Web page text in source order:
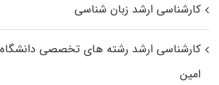
کارشناسی ارشد زبان شناسی
کارشناسی ارشد رﺷﺘﻪ ﻫﺎی تخصصی داﻧﺸﮕﺎه
اﻣﻴﻦ